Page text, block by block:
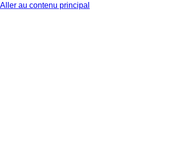
Aller au contenu principal